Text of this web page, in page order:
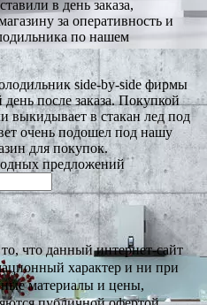
в день заказа,
за оперативность и
по нашем
side-by-side фирмы
после заказа. Покупкой
выкидывает в стакан лед под
очень подошел под нашу
для покупок.
предложений
что данный интернет-сайт
характер и ни при
материалы и цены,